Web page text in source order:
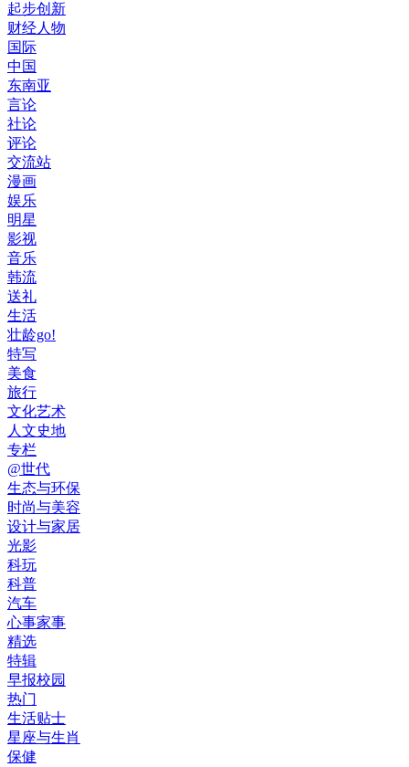
起步创新
财经人物
国际
中国
东南亚
言论
社论
评论
交流站
漫画
娱乐
明星
影视
音乐
韩流
送礼
生活
壮龄go!
特写
美食
旅行
文化艺术
人文史地
专栏
@世代
生态与环保
时尚与美容
设计与家居
光影
科玩
科普
汽车
心事家事
精选
特辑
早报校园
热门
生活贴士
星座与生肖
保健